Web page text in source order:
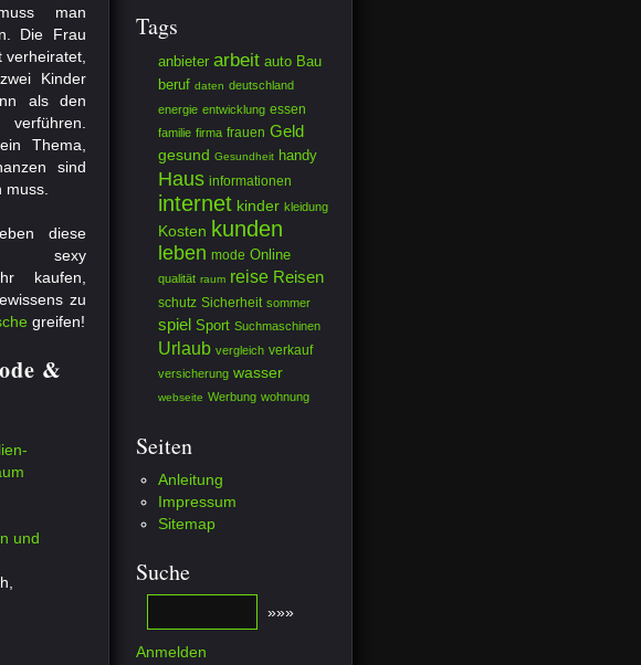
man
Die Frau
Kinder
als den
Thema,
sind
diese
sexy
kaufen,
zu
greifen!
&
und
Tags
anbieter arbeit auto Bau
beruf daten deutschland
energie entwicklung essen
familie firma frauen Geld
gesund Gesundheit handy
Haus informationen
internet kinder kleidung
Kosten kunden
leben mode Online
qualität raum reise Reisen
schutz Sicherheit sommer
spiel Sport Suchmaschinen
Urlaub vergleich verkauf
versicherung wasser
webseite Werbung wohnung
Seiten
Anleitung
Impressum
Sitemap
Suche
Anmelden